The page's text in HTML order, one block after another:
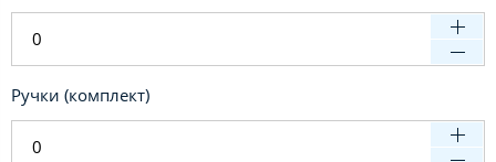
Ручки (комплект)